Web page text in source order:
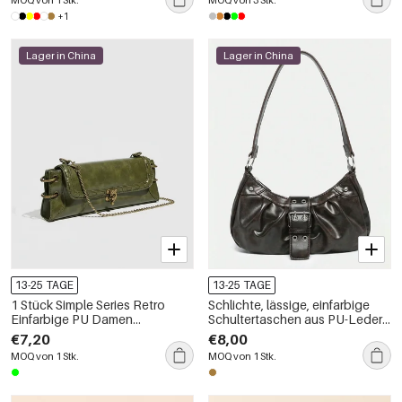
+1
Lager in China
13-25 TAGE
1 Stück Simple Series Retro
Einfarbige PU Damen
Umhängetaschen
€7,20
MOQ von 1 Stk.
Lager in China
13-25 TAGE
Schlichte, lässige, einfarbige
Schultertaschen aus PU-Leder
mit Nieten
€8,00
MOQ von 1 Stk.